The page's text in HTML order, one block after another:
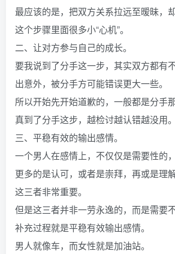
最应该的是，把双方关系拉远至暧昧，
这个步骤里面很多小“心机”。
二、让对方参与自己的成长。
要我说到了分手这一步，其实双方都有
出意外，被分手方可能错误更大一些。
所以开始先开始道歉的，一般都是分手
真到了分手这步，越检讨越认错越没用。
三、平稳有效的输出感情。
一个男人在感情上，不仅仅是需要性的
更多的是认可，或者是崇拜，再或是理解
这三者非常重要。
但是这三者并非一劳永逸的，而是需要
补充过程就是平稳有效输出感情。
男人就像车，而女性就是加油站。